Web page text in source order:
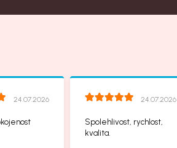
24.07.2026 24.07.2026
Spolehlivost, rychlost,
kvalita.